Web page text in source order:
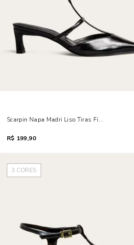
Scarpin Napa Madri Liso Tiras Finas Preto
R$ 199,90
3 CORES